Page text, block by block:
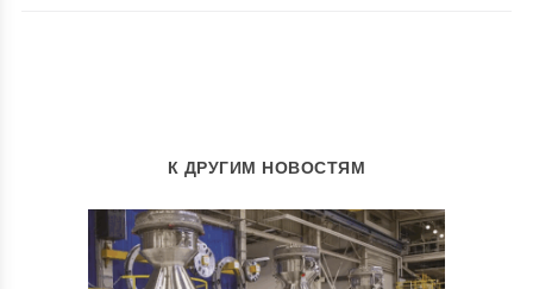
К ДРУГИМ НОВОСТЯМ